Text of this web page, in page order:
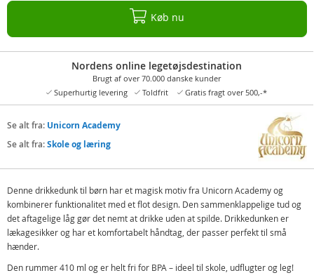
Køb nu
Nordens online legetøjsdestination
Brugt af over 70.000 danske kunder
Superhurtig levering
Toldfrit Gratis fragt over 500,-*
Se alt fra: Unicorn Academy
Se alt fra:Skole og læring
Denne drikkedunk til børn har et magisk motiv fra Unicorn Academy og
kombinerer funktionalitet med et flot design. Den sammenklappelige tud og
det aftagelige låg gør det nemt at drikke uden at spilde. Drikkedunken er
lækagesikker og har et komfortabelt håndtag, der passer perfekt til små
hænder.
Den rummer 410 ml og er helt fri for BPA – ideel til skole, udflugter og leg!